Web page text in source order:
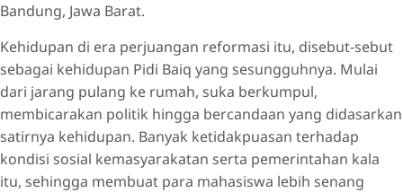
Bandung, Jawa Barat.
Kehidupan di era perjuangan reformasi itu, disebut-sebut
sebagai kehidupan Pidi Baiq yang sesungguhnya. Mulai
dari jarang pulang ke rumah, suka berkumpul,
membicarakan politik hingga bercandaan yang didasarkan
satirnya kehidupan. Banyak ketidakpuasan terhadap
kondisi sosial kemasyarakatan serta pemerintahan kala
itu, sehingga membuat para mahasiswa lebih senang